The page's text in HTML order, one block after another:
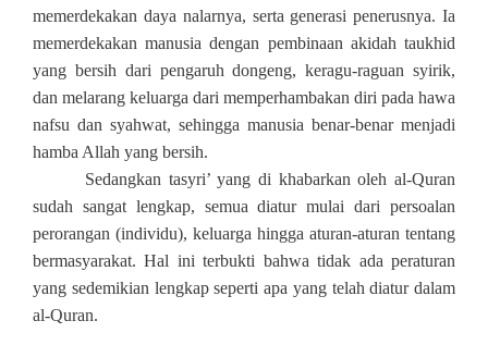
memerdekakan daya nalarnya, serta generasi penerusnya. Ia
memerdekakan manusia dengan pembinaan akidah taukhid
yang bersih dari pengaruh dongeng, keragu-raguan syirik,
dan melarang keluarga dari memperhambakan diri pada hawa
nafsu dan syahwat, sehingga manusia benar-benar menjadi
hamba Allah yang bersih.
Sedangkan tasyri’ yang di khabarkan oleh al-Quran
sudah sangat lengkap, semua diatur mulai dari persoalan
perorangan (individu), keluarga hingga aturan-aturan tentang
bermasyarakat. Hal ini terbukti bahwa tidak ada peraturan
yang sedemikian lengkap seperti apa yang telah diatur dalam
al-Quran.